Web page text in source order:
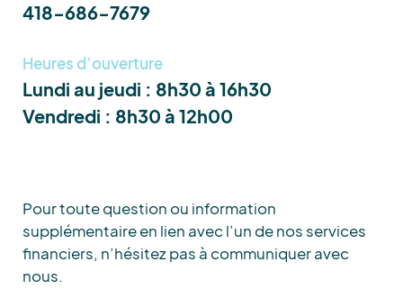
418-686-7679
Heures d’ouverture
Lundi au jeudi : 8h30 à 16h30
Vendredi : 8h30 à 12h00
Pour toute question ou information
supplémentaire en lien avec l’un de nos services
financiers, n’hésitez pas à communiquer avec
nous.